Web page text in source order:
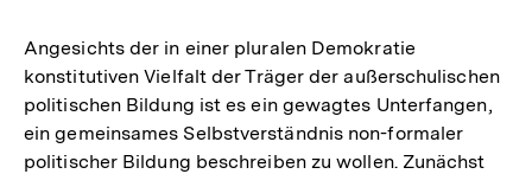
Angesichts der in einer pluralen Demokratie
konstitutiven Vielfalt der Träger der außerschulischen
politischen Bildung ist es ein gewagtes Unterfangen,
ein gemeinsames Selbstverständnis non-formaler
politischer Bildung beschreiben zu wollen. Zunächst